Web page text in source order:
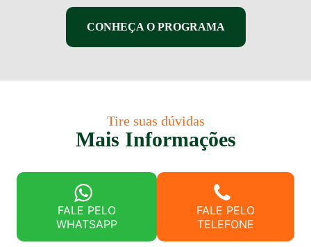
CONHEÇA O PROGRAMA
Tire suas dúvidas
Mais Informações
FALE PELO
WHATSAPP
FALE PELO
TELEFONE